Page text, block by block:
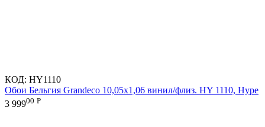
КОД: HY1110
Обои Бельгия Grandeco 10,05х1,06 винил/флиз. HY 1110, Hype
3 99900 Р